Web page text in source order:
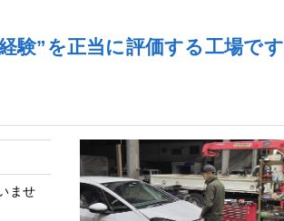
験”を正当に評価する工場です
ませ